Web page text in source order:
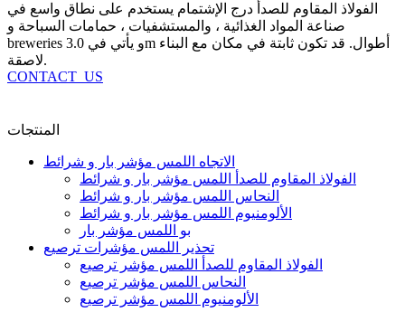
الفولاذ المقاوم للصدأ درج الإشتمام يستخدم على نطاق واسع في
صناعة المواد الغذائية ، والمستشفيات ، حمامات السباحة و
breweries و يأتي في 3.0m أطوال. قد تكون ثابتة في مكان مع البناء
لاصقة.
CONTACT_US
المنتجات
الاتجاه اللمس مؤشر بار و شرائط
الفولاذ المقاوم للصدأ اللمس مؤشر بار و شرائط
النحاس اللمس مؤشر بار و شرائط
الألومنيوم اللمس مؤشر بار و شرائط
بو اللمس مؤشر بار
تحذير اللمس مؤشرات ترصيع
الفولاذ المقاوم للصدأ اللمس مؤشر ترصيع
النحاس اللمس مؤشر ترصيع
الألومنيوم اللمس مؤشر ترصيع